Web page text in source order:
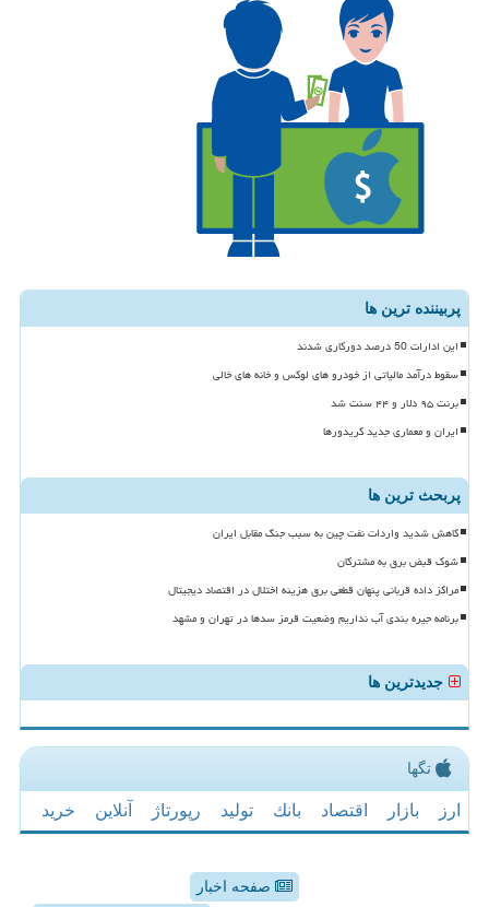
پربیننده ترین ها
این ادارات 50 درصد دورکاری شدند
سقوط درآمد مالیاتی از خودرو های لوکس و خانه های خالی
برنت ۹۵ دلار و ۴۴ سنت شد
ایران و معماری جدید کریدورها
پربحث ترین ها
کاهش شدید واردات نفت چین به سبب جنگ مقابل ایران
شوک قبض برق به مشترکان
مراکز داده قربانی پنهان قطعی برق هزینه اختلال در اقتصاد دیجیتال
برنامه جیره بندی آب نداریم وضعیت قرمز سدها در تهران و مشهد
جدیدترین ها
تگها
ارز بازار اقتصاد بانك تولید رپورتاژ آنلاین خرید
صفحه اخبار